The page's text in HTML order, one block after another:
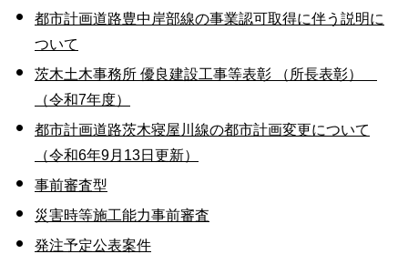
都市計画道路豊中岸部線の事業認可取得に伴う説明に
ついて
茨木土木事務所 優良建設工事等表彰 （所長表彰）
（令和7年度）
都市計画道路茨木寝屋川線の都市計画変更について
（令和6年9月13日更新）
事前審査型
災害時等施工能力事前審査
発注予定公表案件